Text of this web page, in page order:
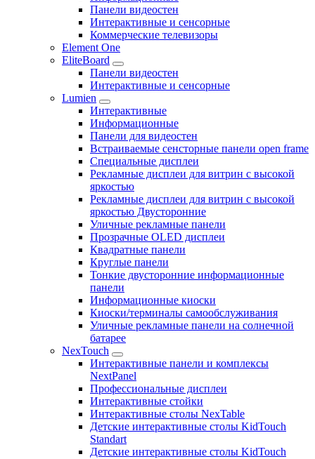
Панели видеостен
Интерактивные и сенсорные
Коммерческие телевизоры
Element One
EliteBoard
Панели видеостен
Интерактивные и сенсорные
Lumien
Интерактивные
Информационные
Панели для видеостен
Встраиваемые сенсторные панели open frame
Специальные дисплеи
Рекламные дисплеи для витрин с высокой
яркостью
Рекламные дисплеи для витрин с высокой
яркостью Двусторонние
Уличные рекламные панели
Прозрачные OLED дисплеи
Квадратные панели
Круглые панели
Тонкие двусторонние информационные
панели
Информационные киоски
Киоски/терминалы самообслуживания
Уличные рекламные панели на солнечной
батарее
NexTouch
Интерактивные панели и комплексы
NextPanel
Профессиональные дисплеи
Интерактивные стойки
Интерактивные столы NexTable
Детские интерактивные столы KidTouch
Standart
Детские интерактивные столы KidTouch